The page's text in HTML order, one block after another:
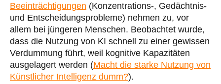
Beeinträchtigungen (Konzentrations-, Gedächtnis-
und Entscheidungsprobleme) nehmen zu, vor
allem bei jüngeren Menschen. Beobachtet wurde,
dass die Nutzung von KI schnell zu einer gewissen
Verdummung führt, weil kognitive Kapazitäten
ausgelagert werden (Macht die starke Nutzung von
Künstlicher Intelligenz dumm?).